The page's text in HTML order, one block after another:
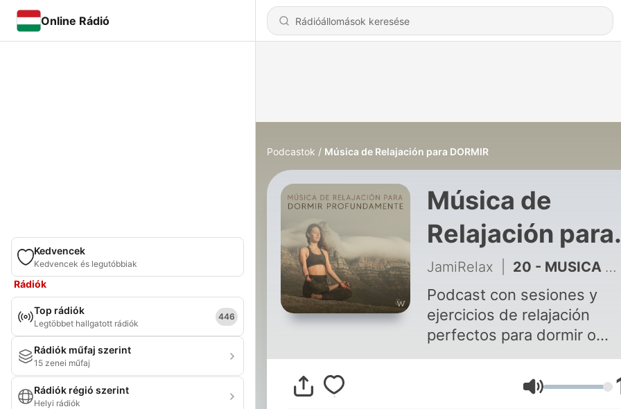
Online Rádió
Kedvencek
Kedvencek és legutóbbiak
Rádiók
Top rádiók
Legtöbbet hallgatott rádiók
446
Rádiók műfaj szerint
15 zenei műfaj
Rádiók régió szerint
Helyi rádiók
Podcastok Música de Relajación para DORMIR
Música de
Relajación para
DORMIR -
Hallgatás Online
JamiRelax 20 - MUSICA SONIDOS RELAX 🌿🧘‍♀️🎵 Una sesión para Dormir 💤
Podcast con sesiones y
ejercicios de relajación
perfectos para dormir o
meditar. Es simple, cierra
ojos, escucha, relájate y
Hangerő